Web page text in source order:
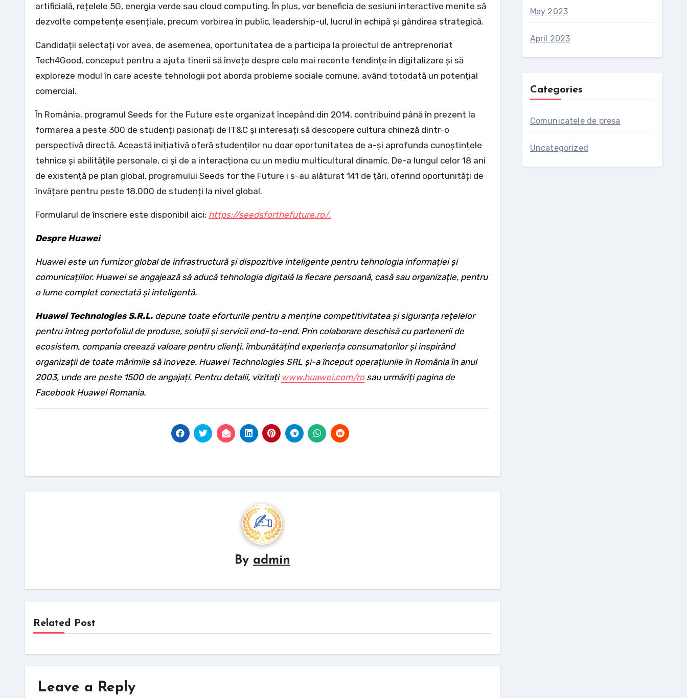
artificială, rețelele 5G, energia verde sau cloud computing. În plus, vor beneficia de sesiuni interactive menite să
dezvolte competențe esențiale, precum vorbirea în public, leadership-ul, lucrul în echipă și gândirea strategică.
Candidații selectați vor avea, de asemenea, oportunitatea de a participa la proiectul de antreprenoriat
Tech4Good, conceput pentru a ajuta tinerii să învețe despre cele mai recente tendințe în digitalizare și să
exploreze modul în care aceste tehnologii pot aborda probleme sociale comune, având totodată un potențial
comercial.
În România, programul Seeds for the Future este organizat începând din 2014, contribuind până în prezent la
formarea a peste 300 de studenți pasionați de IT&C și interesați să descopere cultura chineză dintr-o
perspectivă directă. Această inițiativă oferă studenților nu doar oportunitatea de a-și aprofunda cunoștințele
tehnice și abilitățile personale, ci și de a interacționa cu un mediu multicultural dinamic. De-a lungul celor 18 ani
de existență pe plan global, programului Seeds for the Future i s-au alăturat 141 de țări, oferind oportunități de
învățare pentru peste 18.000 de studenți la nivel global.
Formularul de înscriere este disponibil aici: https://seedsforthefuture.ro/.
Despre Huawei
Huawei este un furnizor global de infrastructură și dispozitive inteligente pentru tehnologia informației și
comunicațiilor. Huawei se angajează să aducă tehnologia digitală la fiecare persoană, casă sau organizație, pentru
o lume complet conectată și inteligentă.
Huawei Technologies S.R.L. depune toate eforturile pentru a menține competitivitatea și siguranța rețelelor
pentru întreg portofoliul de produse, soluții și servicii end-to-end. Prin colaborare deschisă cu partenerii de
ecosistem, compania creează valoare pentru clienți, îmbunătățind experiența consumatorilor și inspirând
organizații de toate mărimile să inoveze. Huawei Technologies SRL și-a început operațiunile în România în anul
2003, unde are peste 1500 de angajați. Pentru detalii, vizitați www.huawei.com/rosau urmăriți pagina de
Facebook Huawei Romania.
By admin
Related Post
Leave a Reply
May 2023
April 2023
Categories
Comunicatele de presa
Uncategorized